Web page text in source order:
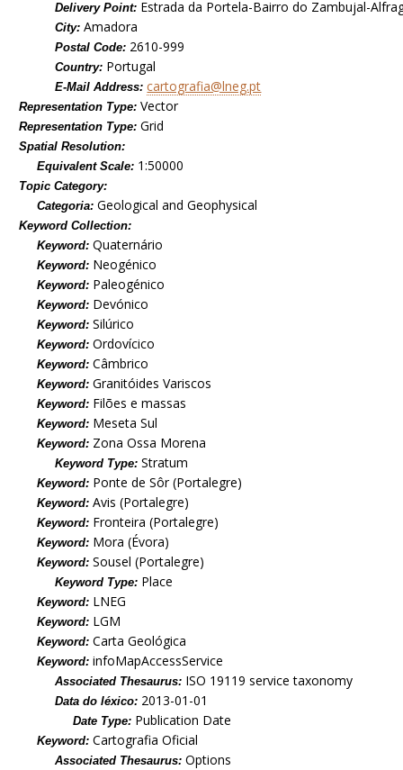
Delivery Point: Estrada da Portela-Bairro do Zambujal-
City:Amadora
Postal Code: 2610-999
Country: Portugal
E-Mail Address:cartografia@lneg.pt
Representation Type:Vector
Representation Type:Grid
Spatial Resolution:
Equivalent Scale: 1:50000
Topic Category:
Categoria:Geological and Geophysical
Keyword Collection:
Keyword:Quaternário
Keyword: Neogénico
Keyword: Paleogénico
Keyword: Devónico
Keyword:Silúrico
Keyword:Ordovícico
Keyword:Câmbrico
Keyword:Granitóides Variscos
Keyword: Filões e massas
Keyword: Meseta Sul
Keyword: Zona Ossa Morena
Keyword Type:Stratum
Keyword: Ponte de Sôr (Portalegre)
Keyword:Avis (Portalegre)
Keyword: Fronteira (Portalegre)
Keyword: Mora (Évora)
Keyword:Sousel (Portalegre)
Keyword Type: Place
Keyword: LNEG
Keyword: LGM
Keyword:Carta Geológica
Keyword:infoMapAccessService
Associated Thesaurus: ISO 19119 service taxonomy
Data do léxico: 2013-01-01
Date Type: Publication Date
Keyword:Cartografia Oficial
Associated Thesaurus:Options